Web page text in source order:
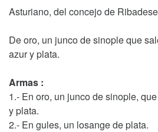
Asturiano, del concejo de
De oro, un junco de sinople que
azur y plata.
Armas :
1.- En oro, un junco de sinople,
y plata.
2.- En gules, un losange de plata.